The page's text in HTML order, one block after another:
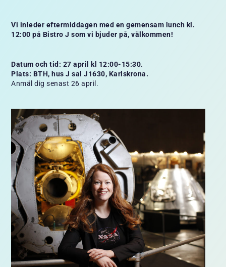
Vi inleder eftermiddagen med en gemensam lunch kl.
12:00 på Bistro J som vi bjuder på, välkommen!
Datum och tid: 27 april kl 12:00-15:30.
Plats: BTH, hus J sal J1630, Karlskrona.
Anmäl dig senast 26 april.